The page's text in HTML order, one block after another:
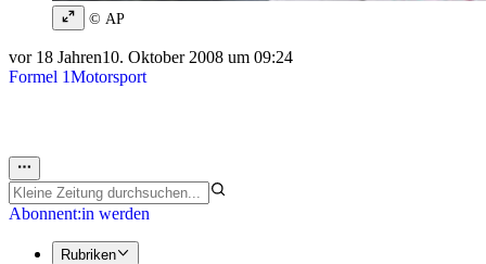
© AP
vor 18 Jahren10. Oktober 2008 um 09:24
Formel 1Motorsport
Abonnent:in werden
Rubriken